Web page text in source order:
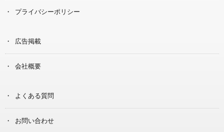
プライバシーポリシー
広告掲載
会社概要
よくある質問
お問い合わせ